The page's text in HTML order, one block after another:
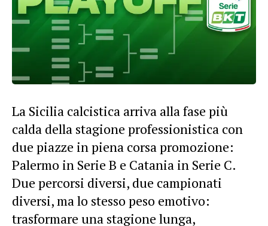
La Sicilia calcistica arriva alla fase più
calda della stagione professionistica con
due piazze in piena corsa promozione:
Palermo in Serie B e Catania in Serie C.
Due percorsi diversi, due campionati
diversi, ma lo stesso peso emotivo:
trasformare una stagione lunga,